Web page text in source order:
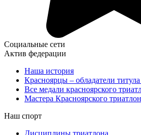
Социальные сети
Актив федерации
Наша история
Красноярцы – обладатели
Все медали красноярского
Мастера Красноярского
Наш спорт
Дисциплины триатлона